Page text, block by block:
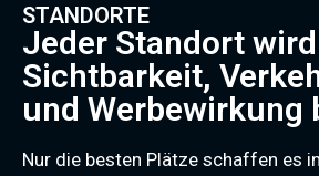
STANDORTE
Jeder Standort
Sichtbarkeit,
und Werbewirkung
Nur die besten Plätze schaffen es